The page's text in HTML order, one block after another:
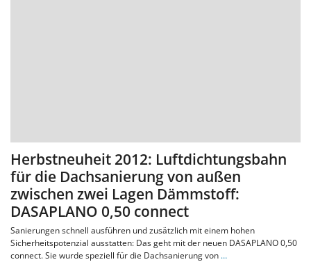
Herbstneuheit 2012: Luftdichtungsbahn
für die Dachsanierung von außen
zwischen zwei Lagen Dämmstoff:
DASAPLANO 0,50 connect
Sanierungen schnell ausführen und zusätzlich mit einem hohen
Sicherheitspotenzial ausstatten: Das geht mit der neuen DASAPLANO 0,50
connect. Sie wurde speziell für die Dachsanierung von …